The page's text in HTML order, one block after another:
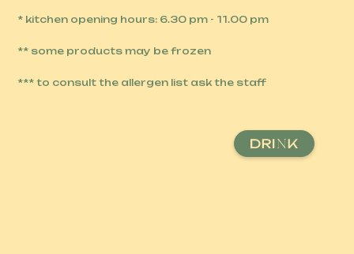
* kitchen opening hours: 6.30 pm - 11.00 pm
** some products may be frozen
*** to consult the allergen list ask the staff